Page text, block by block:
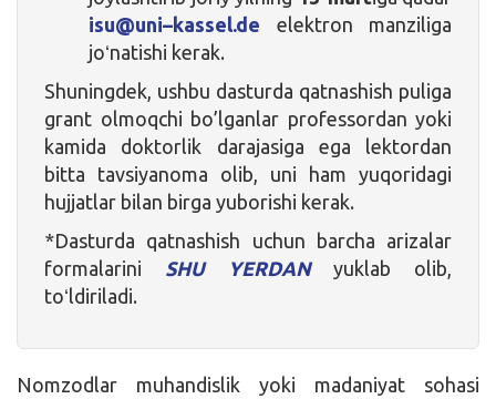
isu@uni–kassel.de elektron manziliga
joʻnatishi kerak.
Shuningdek, ushbu dasturda qatnashish puliga
grant olmoqchi bo’lganlar professordan yoki
kamida doktorlik darajasiga ega lektordan
bitta tavsiyanoma olib, uni ham yuqoridagi
hujjatlar bilan birga yuborishi kerak.
*Dasturda qatnashish uchun barcha arizalar
formalarini
SHU YERDANyuklab olib,
toʻldiriladi.
Nomzodlar muhandislik yoki madaniyat sohasi